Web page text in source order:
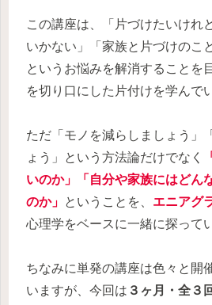
この講座は、「片づけたいけれ
いかない」「家族と片づけのこ
というお悩みを解消することを
を切り口にした片付けを学んで
ただ「モノを減らしましょう」
ょう」という方法論だけでなく
「
いのか」「自分や家族にはどん
のか」 ということを、 エニアグ
心理学をベースに一緒に探って
ちなみに単発の講座は色々と開
いますが、今回は ３ヶ月・全３